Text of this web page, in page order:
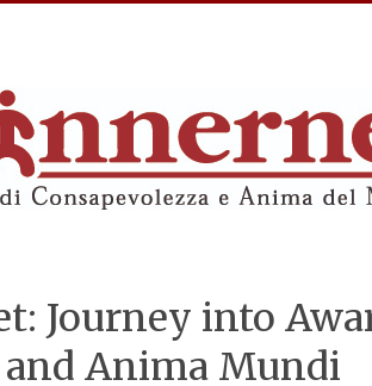
Journey into
and Anima Mundi